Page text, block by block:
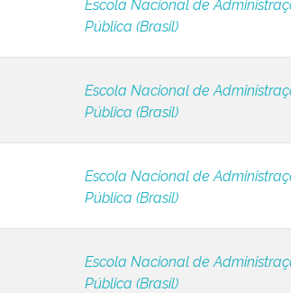
Pública (Brasil)
Escola Nacional de
Pública (Brasil)
Escola Nacional de
Pública (Brasil)
Escola Nacional de
Pública (Brasil)